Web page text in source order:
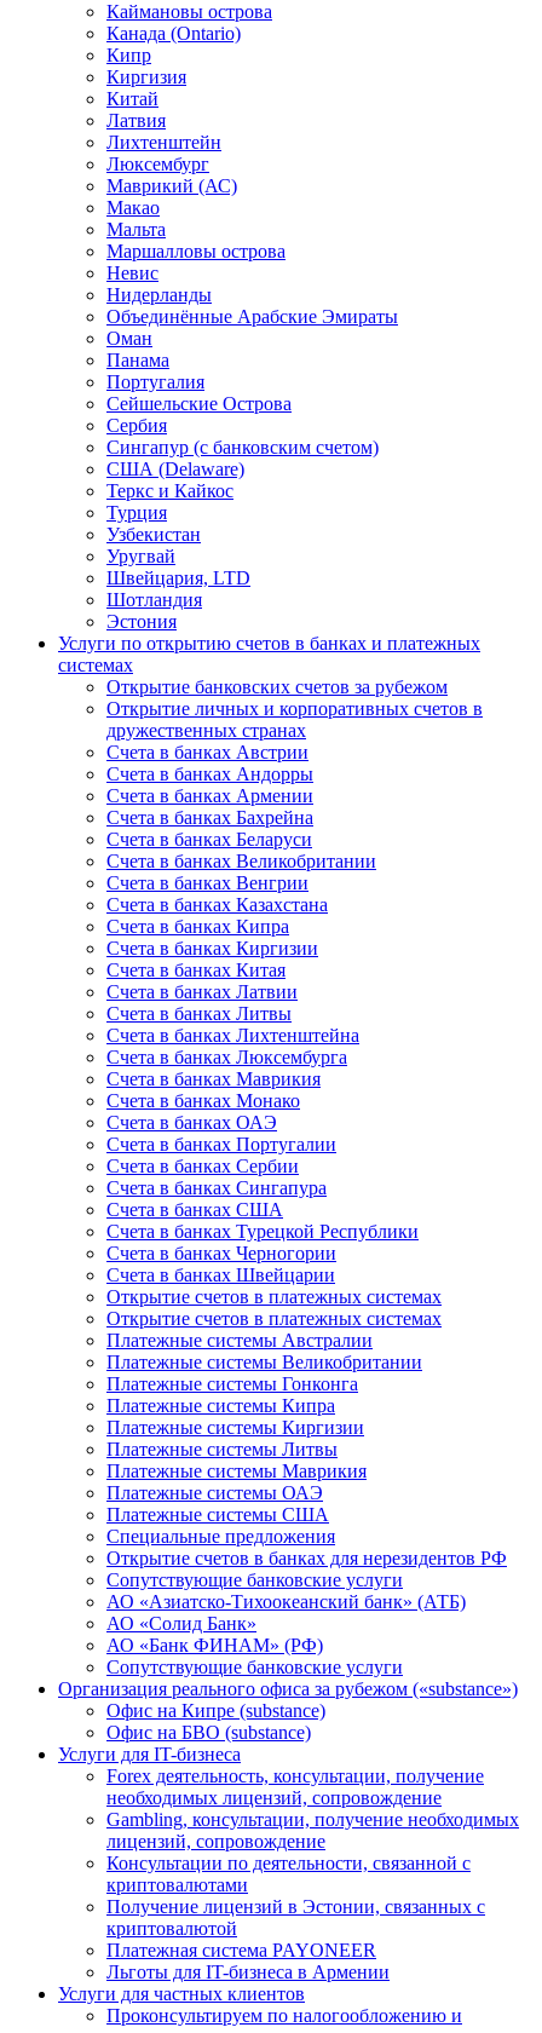
Каймановы острова
Канада (Ontario)
Кипр
Киргизия
Китай
Латвия
Лихтенштейн
Люксембург
Маврикий (АС)
Макао
Мальта
Маршалловы острова
Нeвис
Нидерланды
Объединённые Арабские Эмираты
Оман
Панама
Португалия
Сейшельские Острова
Сербия
Сингапур (c банковским счетом)
США (Delaware)
Теркс и Кайкос
Турция
Узбекистан
Уругвай
Швейцария, LTD
Шотландия
Эстония
Услуги по открытию счетов в банках и платежных
системах
Открытие банковских счетов за рубежом
Открытие личных и корпоративных счетов в
дружественных странах
Счета в банках Австрии
Счета в банках Андорры
Счета в банках Армении
Счета в банках Бахрейна
Счета в банках Беларуси
Счета в банках Великобритании
Счета в банках Венгрии
Счета в банках Казахстана
Счета в банках Кипра
Счета в банках Киргизии
Счета в банках Китая
Счета в банках Латвии
Счета в банках Литвы
Счета в банках Лихтенштейна
Счета в банках Люксембурга
Счета в банках Маврикия
Счета в банках Монако
Счета в банках ОАЭ
Счета в банках Португалии
Счета в банках Сербии
Счета в банках Сингапура
Счета в банках США
Счета в банках Турецкой Республики
Счета в банках Черногории
Счета в банках Швейцарии
Открытие счетов в платежных системах
Открытие счетов в платежных системах
Платежные системы Австралии
Платежные системы Великобритании
Платежные системы Гонконга
Платежные системы Кипра
Платежные системы Киргизии
Платежные системы Литвы
Платежные системы Маврикия
Платежные системы ОАЭ
Платежные системы США
Специальные предложения
Открытие счетов в банках для нерезидентов РФ
Сопутствующие банковские услуги
АО «Азиатско-Тихоокеанский банк» (АТБ)
АО «Солид Банк»
АО «Банк ФИНАМ» (РФ)
Сопутствующие банковские услуги
Организация реального офиса за рубежом («substance»)
Офис на Кипре (substance)
Офис на БВО (substance)
Услуги для IT-бизнеса
Forex деятельность, консультации, получение
необходимых лицензий, сопровождение
Gambling, консультации, получение необходимых
лицензий, сопровождение
Консультации по деятельности, связанной с
криптовалютами
Получение лицензий в Эстонии, связанных с
криптовалютой
Платежная система PAYONEER
Льготы для IT-бизнеса в Армении
Услуги для частных клиентов
Проконсультируем по налогообложению и